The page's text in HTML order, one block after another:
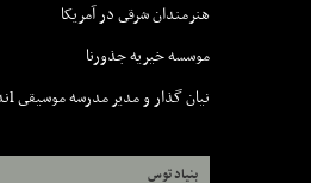
هنرمندان شرقى در آمريکا
موسسه خيريه جذورنا
نيان گذار و مدير مدرسه موسيقى lندن
بنیاد توس